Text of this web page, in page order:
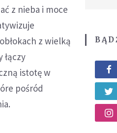
z nieba i moce
z wielką
łączy
istotę w
pośród